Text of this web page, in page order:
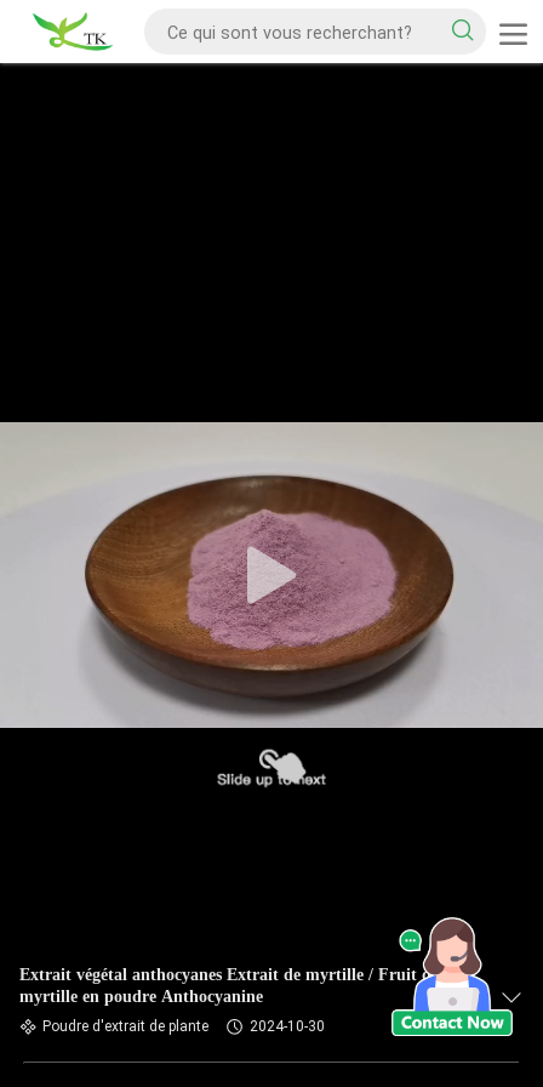
Extrait végétal anthocyanes Extrait de myrtille / Fruit de
myrtille en poudre Anthocyanine
Poudre d'extrait de plante 2024-10-30